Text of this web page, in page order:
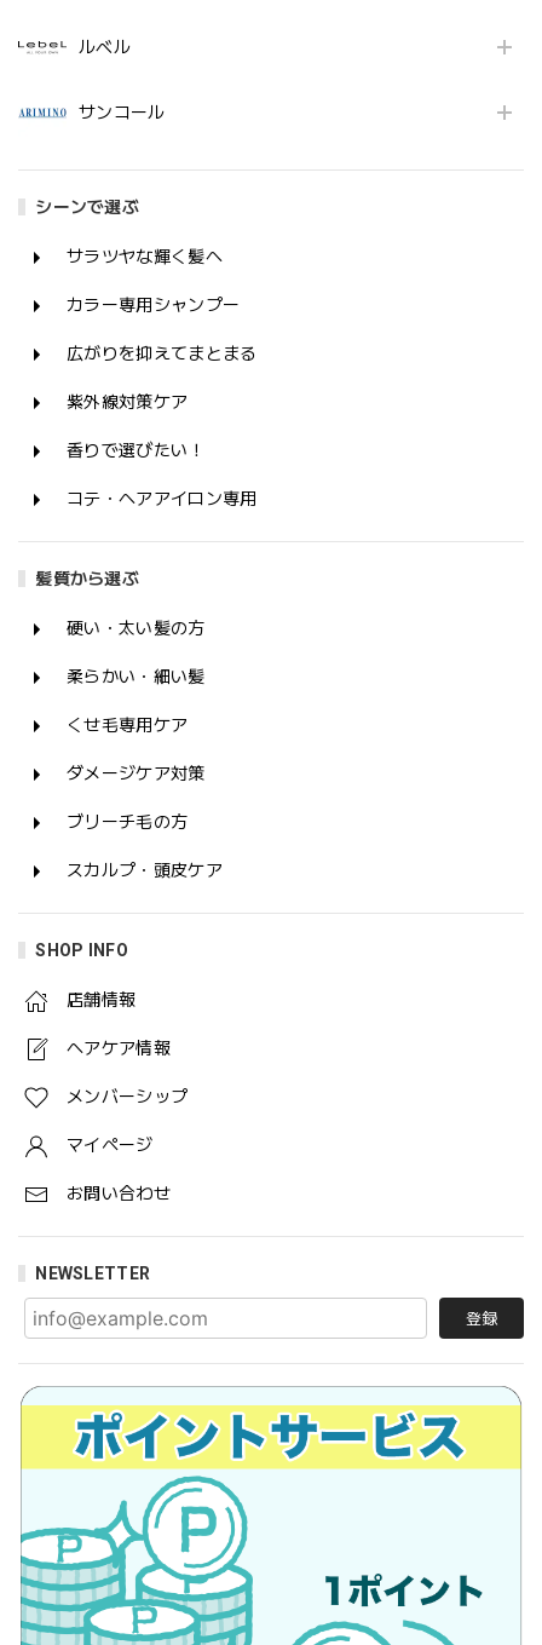
ルベル
サンコール
シーンで選ぶ
サラツヤな輝く髪へ
カラー専用シャンプー
広がりを抑えてまとまる
紫外線対策ケア
香りで選びたい！
コテ・ヘアアイロン専用
髪質から選ぶ
硬い・太い髪の方
柔らかい・細い髪
くせ毛専用ケア
ダメージケア対策
ブリーチ毛の方
スカルプ・頭皮ケア
SHOP INFO
店舗情報
ヘアケア情報
メンバーシップ
マイページ
お問い合わせ
NEWSLETTER
登録